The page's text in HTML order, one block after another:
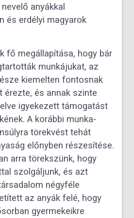
anyákkal
és erdélyi magyarok
fő megállapítása, hogy bár
munkájukat, az
kiemelten fontosnak
érezte, és annak szinte
igyekezett támogatást
A korábbi munka-
törekvést tehát
előnyben részesítése.
arra törekszünk, hogy
szolgáljunk, és azt
négyféle
az anyák felé, hogy
gyermekeikre